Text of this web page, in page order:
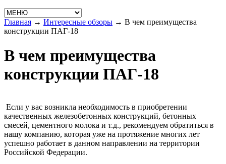
Главная → Интересные обзоры → В чем преимущества
конструкции ПАГ-18
В чем преимущества
конструкции ПАГ-18
Если у вас возникла необходимость в приобретении
качественных железобетонных конструкций, бетонных
смесей, цементного молока и т.д., рекомендуем обратиться в
нашу компанию, которая уже на протяжение многих лет
успешно работает в данном направлении на территории
Российской Федерации.